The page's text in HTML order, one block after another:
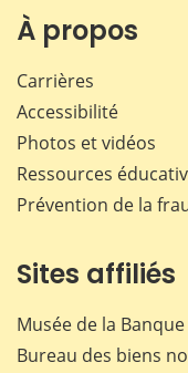
À propos
Carrières
Accessibilité
Photos et vidéos
Ressources
Prévention de la
Sites affiliés
Musée de la
Bureau des biens